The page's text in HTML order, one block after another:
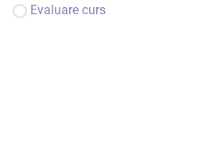
Evaluare curs